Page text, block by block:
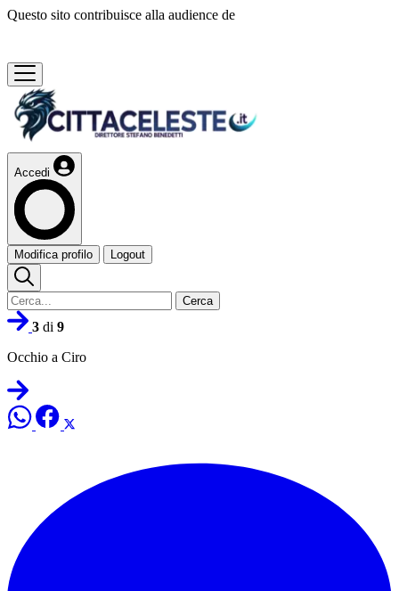
Questo sito contribuisce alla audience de
Accedi
Modifica profilo Logout
Cerca
3 di 9
Occhio a Ciro